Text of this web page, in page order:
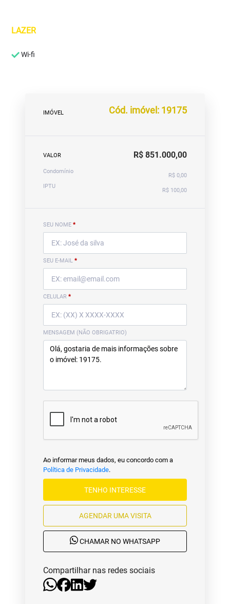
LAZER
Wi-fi
IMÓVEL Cód. imóvel: 19175
VALOR R$ 851.000,00
Condomínio
R$ 0,00
IPTU
R$ 100,00
SEU NOME *
SEU E-MAIL *
CELULAR *
MENSAGEM (NÃO OBRIGATRIO)
Ao informar meus dados, eu concordo com a
Política de Privacidade.
TENHO INTERESSE
AGENDAR UMA VISITA
CHAMAR NO WHATSAPP
Compartilhar nas redes sociais